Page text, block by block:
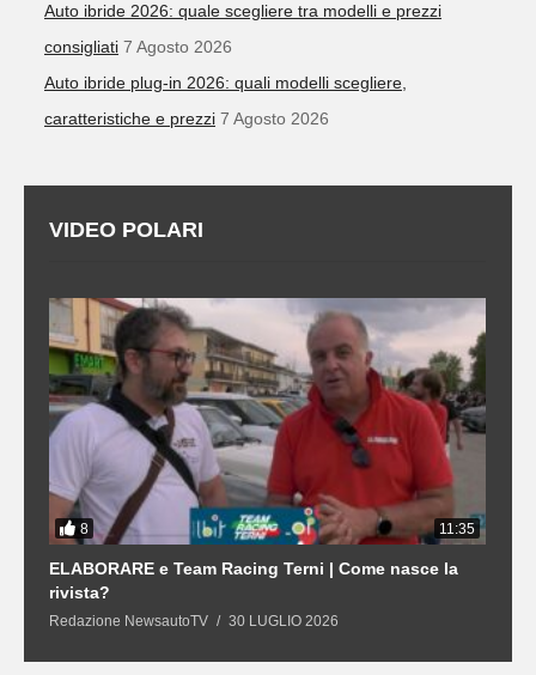
Auto ibride 2026: quale scegliere tra modelli e prezzi
consigliati 7 Agosto 2026
Auto ibride plug-in 2026: quali modelli scegliere,
caratteristiche e prezzi 7 Agosto 2026
VIDEO POLARI
8 11:35
ELABORARE e Team Racing Terni | Come nasce la
rivista?
Redazione NewsautoTV 30 LUGLIO 2026